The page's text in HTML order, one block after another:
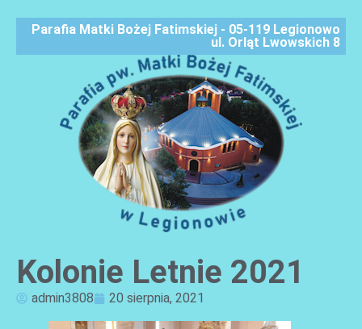
Parafia Matki Bożej Fatimskiej - 05-119 Legionowo
ul. Orląt Lwowskich 8
Kolonie Letnie 2021
admin3808 20 sierpnia, 2021
AKTUALNOŚCI